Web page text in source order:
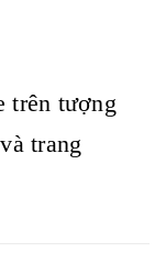
trên tượng
trang